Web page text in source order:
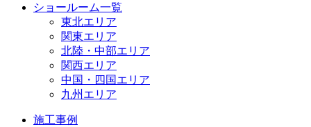
ショールーム一覧
東北エリア
関東エリア
北陸・中部エリア
関西エリア
中国・四国エリア
九州エリア
施工事例